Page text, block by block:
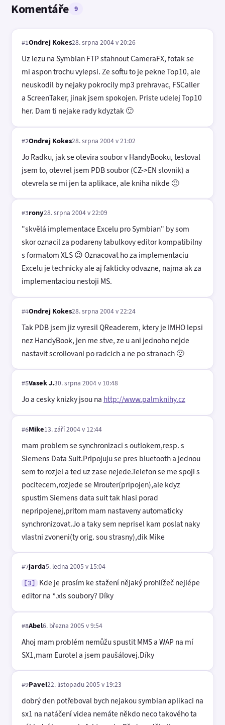
Komentáře 9
#1Ondrej Kokes28. srpna 2004 v 20:26
Uz lezu na Symbian FTP stahnout CameraFX, fotak se
mi aspon trochu vylepsi. Ze softu to je pekne Top10, ale
neuskodil by nejaky pokrocily mp3 prehravac, FSCaller
a ScreenTaker, jinak jsem spokojen. Priste udelej Top10
her. Dam ti nejake rady kdyztak 🙂
#2Ondrej Kokes28. srpna 2004 v 21:02
Jo Radku, jak se otevira soubor v HandyBooku, testoval
jsem to, otevrel jsem PDB soubor (CZ->EN slovnik) a
otevrela se mi jen ta aplikace, ale kniha nikde 🙁
#3rony28. srpna 2004 v 22:09
"skvělá implementace Excelu pro Symbian" by som
skor oznacil za podareny tabulkovy editor kompatibilny
s formatom XLS 😉 Oznacovat ho za implementaciu
Excelu je technicky ale aj fakticky odvazne, najma ak za
implementaciou nestoji MS.
#4Ondrej Kokes28. srpna 2004 v 22:24
Tak PDB jsem jiz vyresil QReaderem, ktery je IMHO lepsi
nez HandyBook, jen me stve, ze u ani jednoho nejde
nastavit scrollovani po radcich a ne po stranach 🙁
#5Vasek J.30. srpna 2004 v 10:48
Jo a cesky knizky jsou na http://www.palmknihy.cz
#6Mike13. září 2004 v 12:44
mam problem se synchronizaci s outlokem,resp. s
Siemens Data Suit.Pripojuju se pres bluetooth a jednou
sem to rozjel a ted uz zase nejede.Telefon se me spoji s
pocitecem,rozjede se Mrouter(pripojen),ale kdyz
spustim Siemens data suit tak hlasi porad
nepripojenej,pritom mam nastaveny automaticky
synchronizovat.Jo a taky sem neprisel kam poslat naky
vlastni zvoneni(ty orig. sou strasny),dik Mike
#7jarda5. ledna 2005 v 15:04
[3]
Kde je prosím ke stažení nějaký prohlížeč nejlépe
editor na *.xls soubory? Díky
#8Abel6. března 2005 v 9:54
Ahoj mam problém nemůžu spustit MMS a WAP na mí
SX1,mam Eurotel a jsem paušálovej.Díky
#9Pavel22. listopadu 2005 v 19:23
dobrý den potřeboval bych nejakou symbian aplikaci na
sx1 na natáčení videa nemáte někdo neco takového ta